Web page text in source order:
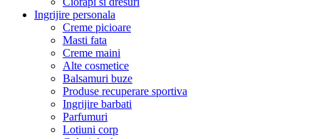
Ingrijire personala
Creme picioare
Masti fata
Creme maini
Alte cosmetice
Balsamuri buze
Produse recuperare sportiva
Ingrijire barbati
Parfumuri
Lotiuni corp